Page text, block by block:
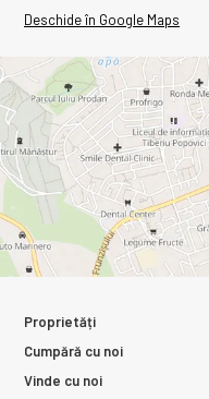
Deschide în Google Maps
Proprietăți
Cumpără cu noi
Vinde cu noi